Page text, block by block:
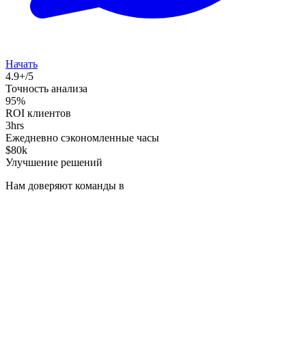
Начать
4.9+/5
Точность анализа
95%
ROI клиентов
3hrs
Ежедневно сэкономленные часы
$80k
Улучшение решений
Нам доверяют команды в